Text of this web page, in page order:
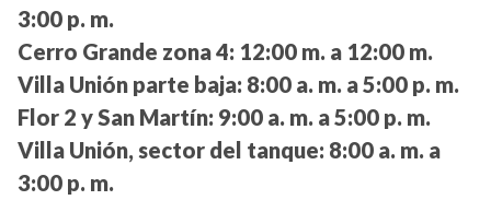
3:00 p. m.
Cerro Grande zona 4: 12:00 m. a 12:00 m.
Villa Unión parte baja: 8:00 a. m. a 5:00 p. m.
Flor 2 y San Martín: 9:00 a. m. a 5:00 p. m.
Villa Unión, sector del tanque: 8:00 a. m. a
3:00 p. m.